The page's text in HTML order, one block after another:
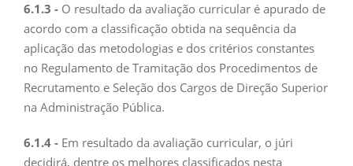
6.1.3 - O resultado da avaliação curricular é apurado de
acordo com a classificação obtida na sequência da
aplicação das metodologias e dos critérios constantes
no Regulamento de Tramitação dos Procedimentos de
Recrutamento e Seleção dos Cargos de Direção Superior
na Administração Pública.
6.1.4 - Em resultado da avaliação curricular, o júri
decidirá, dentre os melhores classificados nesta